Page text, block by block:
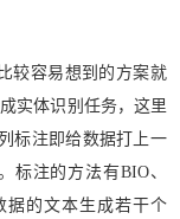
较容易想到的方案就
实体识别任务，这里
标注即给数据打上一
标注的方法有BIO、
据的文本生成若干个